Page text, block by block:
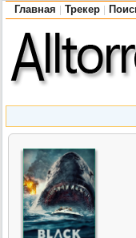
Главная Трекер